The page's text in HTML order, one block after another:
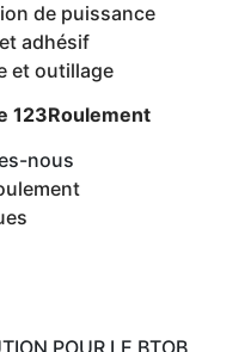
POUR LE BTOB
de puissance
adhésif
et outillage
123Roulement
nous